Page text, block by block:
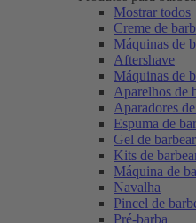
Mostrar todos
Creme de
Máquinas de
Aftershave
Máquinas de
Aparelhos de
Aparadores
Espuma de
Gel de barbear
Kits de
Máquina de
Navalha
Pincel de
Pré-barba